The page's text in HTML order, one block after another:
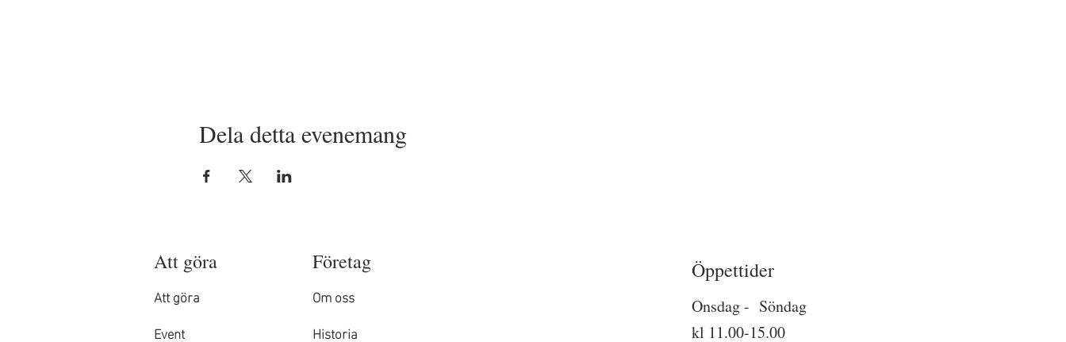
Dela detta evenemang
Att göra
Att göra
Event
Företag
Om oss
Historia
Öppettider
Onsdag - Söndag
kl 11.00-15.00